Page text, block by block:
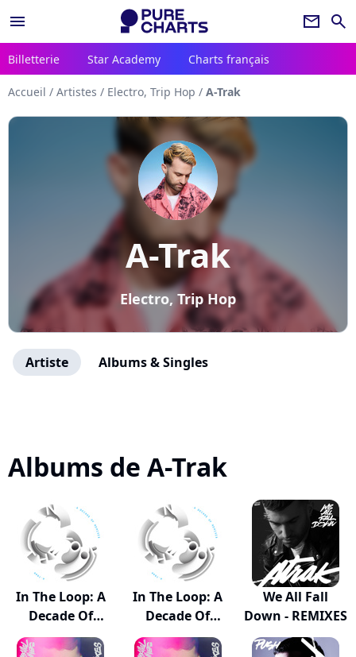
menu newsletter search
Billetterie Star Academy Charts français
Accueil / Artistes / Electro, Trip Hop / A-Trak
A-Trak
Electro, Trip Hop
Artiste Albums & Singles
Albums de A-Trak
In The Loop: A
Decade Of
Remi...
In The Loop: A
Decade Of
Remixes
We All Fall
Down - REMIXES